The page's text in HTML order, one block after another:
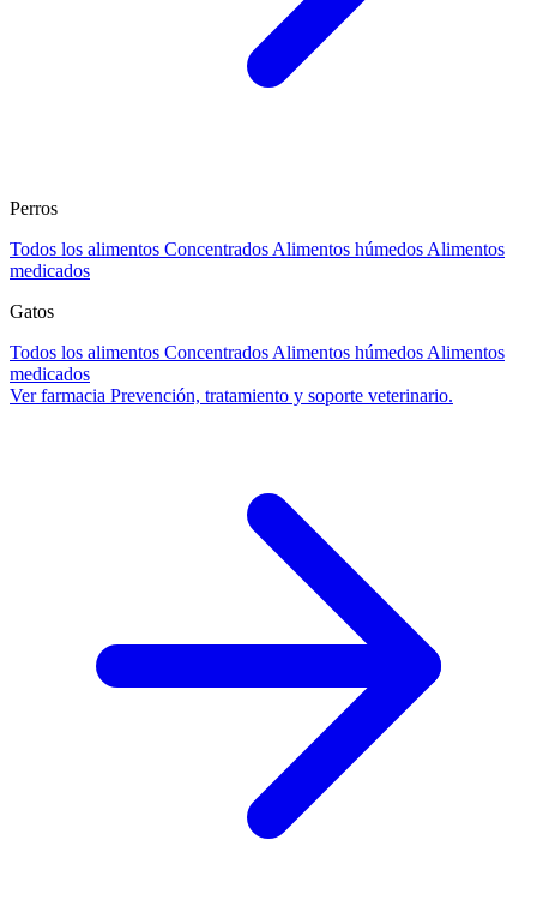
Perros
Todos los alimentos Concentrados Alimentos húmedos Alimentos
medicados
Gatos
Todos los alimentos Concentrados Alimentos húmedos Alimentos
medicados
Ver farmacia Prevención, tratamiento y soporte veterinario.